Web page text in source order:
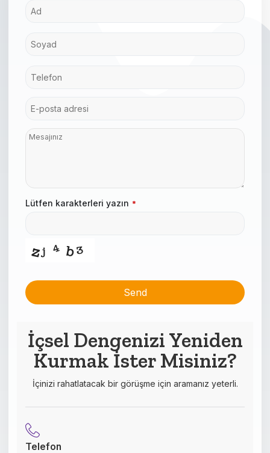
İçsel Dengenizi Yeniden
Kurmak İster Misiniz?
İçinizi rahatlatacak bir görüşme için aramanız yeterli.
Telefon
Lütfen karakterleri yazın *
Send
field
should
be left
blank